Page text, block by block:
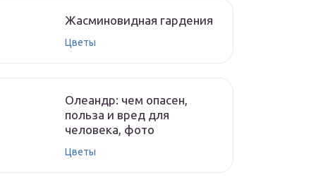
Жасминовидная гардения
Цветы
Олеандр: чем опасен,
польза и вред для
человека, фото
Цветы